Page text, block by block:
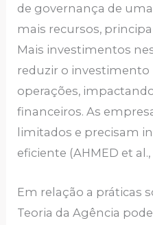
de governança de
mais recursos,
Mais investimentos
reduzir o investimento
operações,
financeiros. As
limitados e precisam
eficiente (AHMED et al.,
Em relação a práticas
Teoria da Agência